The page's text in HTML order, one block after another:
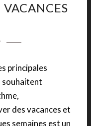
VACANCES
principales
souhaitent
des vacances et
semaines est un